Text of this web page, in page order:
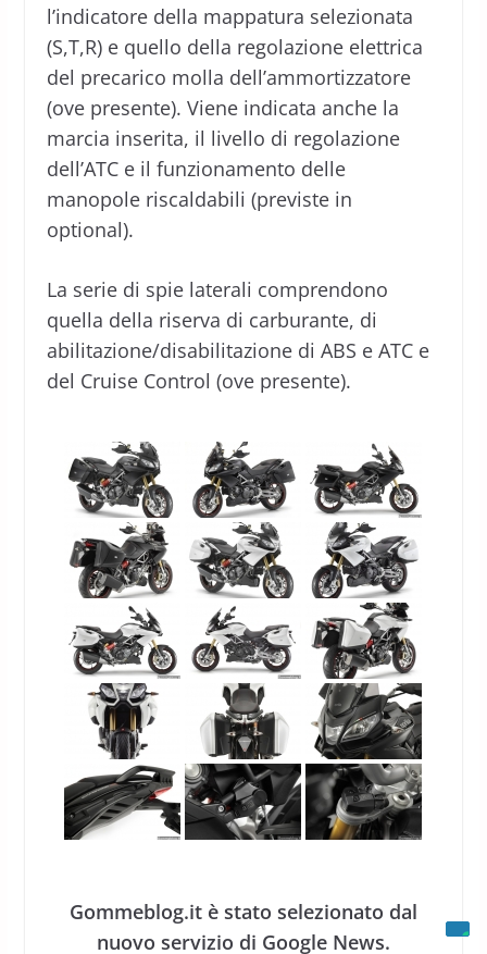
l’indicatore della mappatura selezionata
(S,T,R) e quello della regolazione elettrica
del precarico molla dell’ammortizzatore
(ove presente). Viene indicata anche la
marcia inserita, il livello di regolazione
dell’ATC e il funzionamento delle
manopole riscaldabili (previste in
optional).
La serie di spie laterali comprendono
quella della riserva di carburante, di
abilitazione/disabilitazione di ABS e ATC e
del Cruise Control (ove presente).
Gommeblog.it è stato selezionato dal
nuovo servizio di Google News.